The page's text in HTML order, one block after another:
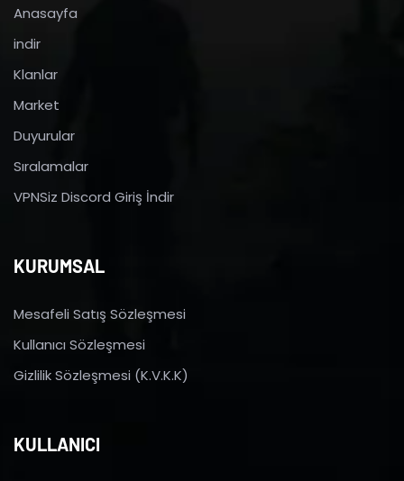
Anasayfa
indir
Klanlar
Market
Duyurular
Sıralamalar
VPNSiz Discord Giriş İndir
KURUMSAL
Mesafeli Satış Sözleşmesi
Kullanıcı Sözleşmesi
Gizlilik Sözleşmesi (K.V.K.K)
KULLANICI